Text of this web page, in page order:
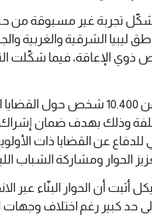
شكّل تجربة غير مسبوقة من
ليبيا الشرقية والغربية
كما أكدت أن البعثة جمعت آراء أكثر
وذلك بهدف ضمان إشراك
عن القضايا ذات
أثبت أن الحوار البنّاء عبر
حد كبير رغم اختلاف وجهات